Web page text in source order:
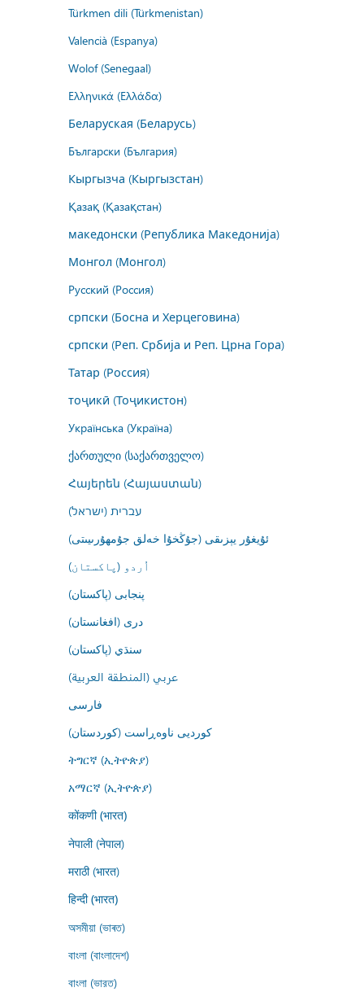
Türkmen dili (Türkmenistan)
Valencià (Espanya)
Wolof (Senegaal)
Ελληνικά (Ελλάδα)
Беларуская (Беларусь)
Български (България)
Кыргызча (Кыргызстан)
Қазақ (Қазақстан)
македонски (Република Македонија)
Монгол (Монгол)
Русский (Россия)
српски (Босна и Херцеговина)
српски (Реп. Србија и Реп. Црна Гора)
Татар (Россия)
тоҷикӣ (Тоҷикистон)
Українська (Україна)
ქართული (საქართველო)
Հայերեն (Հայաստան)
עברית (ישראל)
ئۇيغۇر يېزىقى (جۇڭخۇا خەلق جۇمھۇرىيىتى)
اُردو (پاکستان)
پنجابی (پاکستان)
درى (افغانستان)
سنڌي (پاکستان)
عربي (المنطقة العربية)
فارسى
کوردیی ناوەڕاست (کوردستان)
ትግርኛ (ኢትዮጵያ)
አማርኛ (ኢትዮጵያ)
कोंकणी (भारत)
नेपाली (नेपाल)
मराठी (भारत)
हिन्दी (भारत)
অসমীয়া (ভাৰত)
বাংলা (বাংলাদেশ)
বাংলা (ভারত)